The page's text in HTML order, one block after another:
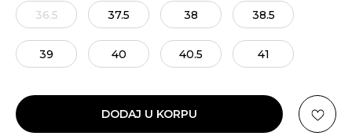
36.5 37.5 38 38.5
39 40 40.5 41
DODAJ U KORPU